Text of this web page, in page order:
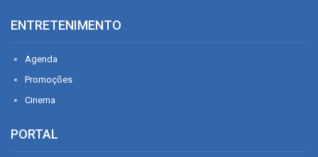
ENTRETENIMENTO
Agenda
Promoções
Cinema
PORTAL